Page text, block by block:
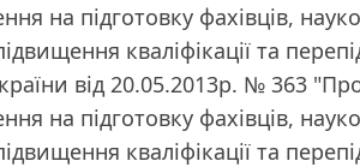
на підготовку фахівців,
кваліфікації та
від 20.05.2013р. № 363
на підготовку фахівців,
кваліфікації та